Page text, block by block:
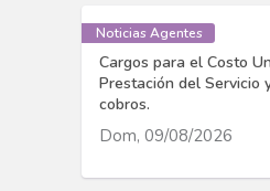
Noticias Agentes
Cargos para el Costo
Prestación del Servicio
cobros.
Dom, 09/08/2026